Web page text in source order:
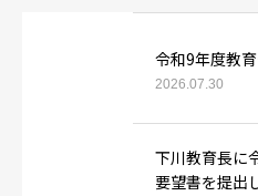
令和9年度教
2026.07.30
下川教育長に
要望書を提出